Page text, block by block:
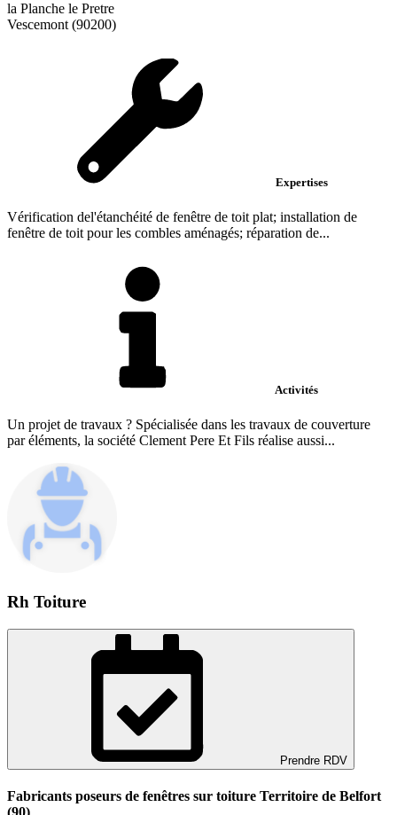
la Planche le Pretre
Vescemont (90200)
Expertises
Vérification del'étanchéité de fenêtre de toit plat; installation de
fenêtre de toit pour les combles aménagés; réparation de...
Activités
Un projet de travaux ? Spécialisée dans les travaux de couverture
par éléments, la société Clement Pere Et Fils réalise aussi...
Rh Toiture
Prendre RDV
Fabricants poseurs de fenêtres sur toiture Territoire de Belfort